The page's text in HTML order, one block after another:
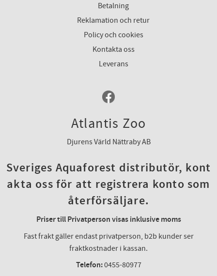
Betalning
Reklamation och retur
Policy och cookies
Kontakta oss
Leverans
Atlantis Zoo
Djurens Värld Nättraby AB
Sveriges Aquaforest distributör, kont
akta oss för att registrera konto som
återförsäljare.
Priser till Privatperson visas inklusive moms
Fast frakt gäller endast privatperson, b2b kunder ser
fraktkostnader i kassan.
Telefon:0455-80977